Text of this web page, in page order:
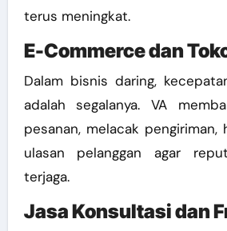
terus meningkat.
E-Commerce dan
Dalam bisnis daring,
adalah segalanya. VA
pesanan, melacak pengiriman,
ulasan pelanggan agar
terjaga.
Jasa Konsultasi dan